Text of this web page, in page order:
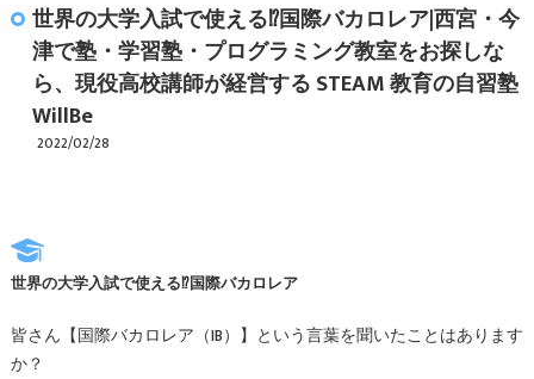
世界の大学入試で使える⁉国際バカロレア|西宮・今
津で塾・学習塾・プログラミング教室をお探しな
ら、現役高校講師が経営する STEAM 教育の自習塾
WillBe
2022/02/28
世界の大学入試で使える⁉国際バカロレア
皆さん【国際バカロレア（IB）】という言葉を聞いたことはあります
か？